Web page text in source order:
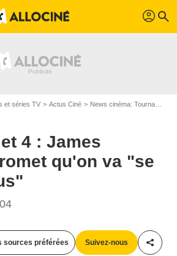
profil search
et séries TV Actus Ciné News cinéma: Tournages
4 : James
qu'on va "se
sources préférées Suivez-nous
Century Fox France